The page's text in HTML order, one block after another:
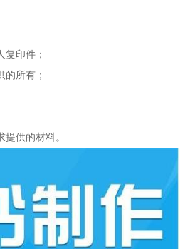
复印件；
的所有；
供的材料。